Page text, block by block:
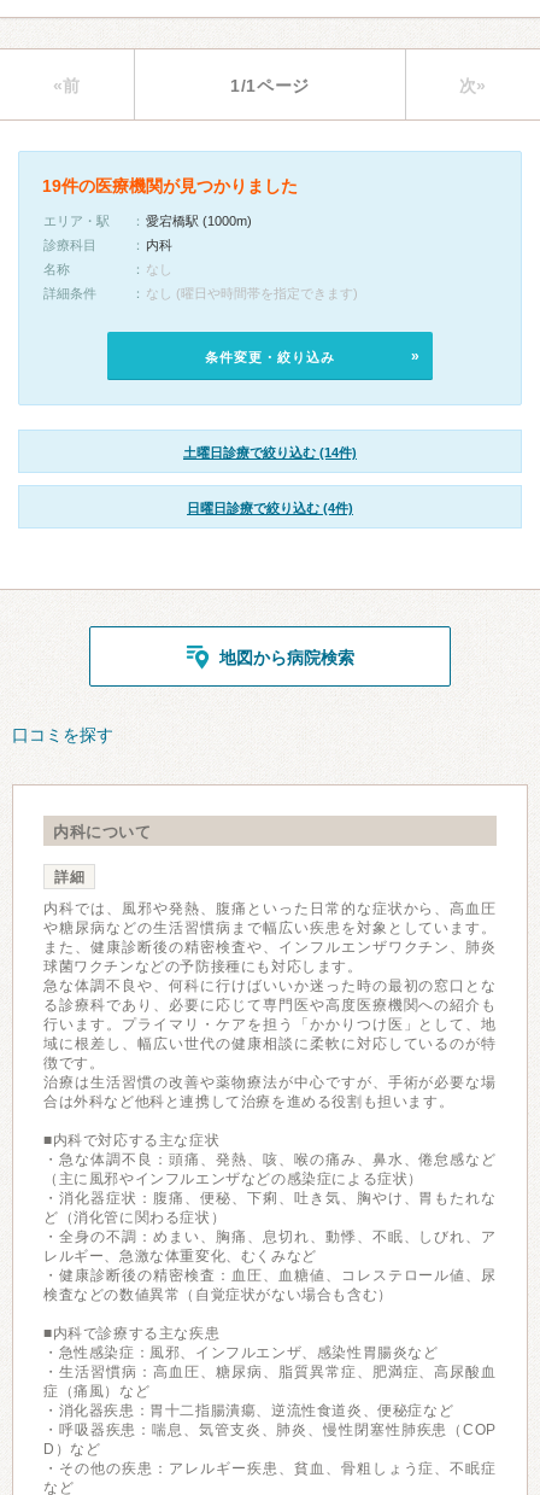
«前 1/1ページ 次»
19件の医療機関が見つかりました
エリア・駅
愛宕橋駅 (1000m)
診療科目
内科
名称
なし
詳細条件
なし (曜日や時間帯を指定できます)
条件変更・絞り込み
土曜日診療で絞り込む (14件)
日曜日診療で絞り込む (4件)
地図から病院検索
口コミを探す
内科について
詳細
内科では、風邪や発熱、腹痛といった日常的な症状から、高血圧
や糖尿病などの生活習慣病まで幅広い疾患を対象としています。
また、健康診断後の精密検査や、インフルエンザワクチン、肺炎
球菌ワクチンなどの予防接種にも対応します。
急な体調不良や、何科に行けばいいか迷った時の最初の窓口とな
る診療科であり、必要に応じて専門医や高度医療機関への紹介も
行います。プライマリ・ケアを担う「かかりつけ医」として、地
域に根差し、幅広い世代の健康相談に柔軟に対応しているのが特
徴です。
治療は生活習慣の改善や薬物療法が中心ですが、手術が必要な場
合は外科など他科と連携して治療を進める役割も担います。
■内科で対応する主な症状
・急な体調不良：頭痛、発熱、咳、喉の痛み、鼻水、倦怠感など
（主に風邪やインフルエンザなどの感染症による症状）
・消化器症状：腹痛、便秘、下痢、吐き気、胸やけ、胃もたれな
ど（消化管に関わる症状）
・全身の不調：めまい、胸痛、息切れ、動悸、不眠、しびれ、ア
レルギー、急激な体重変化、むくみなど
・健康診断後の精密検査：血圧、血糖値、コレステロール値、尿
検査などの数値異常（自覚症状がない場合も含む）
■内科で診療する主な疾患
・急性感染症：風邪、インフルエンザ、感染性胃腸炎など
・生活習慣病：高血圧、糖尿病、脂質異常症、肥満症、高尿酸血
症（痛風）など
・消化器疾患：胃十二指腸潰瘍、逆流性食道炎、便秘症など
・呼吸器疾患：喘息、気管支炎、肺炎、慢性閉塞性肺疾患（COP
D）など
・その他の疾患：アレルギー疾患、貧血、骨粗しょう症、不眠症
など